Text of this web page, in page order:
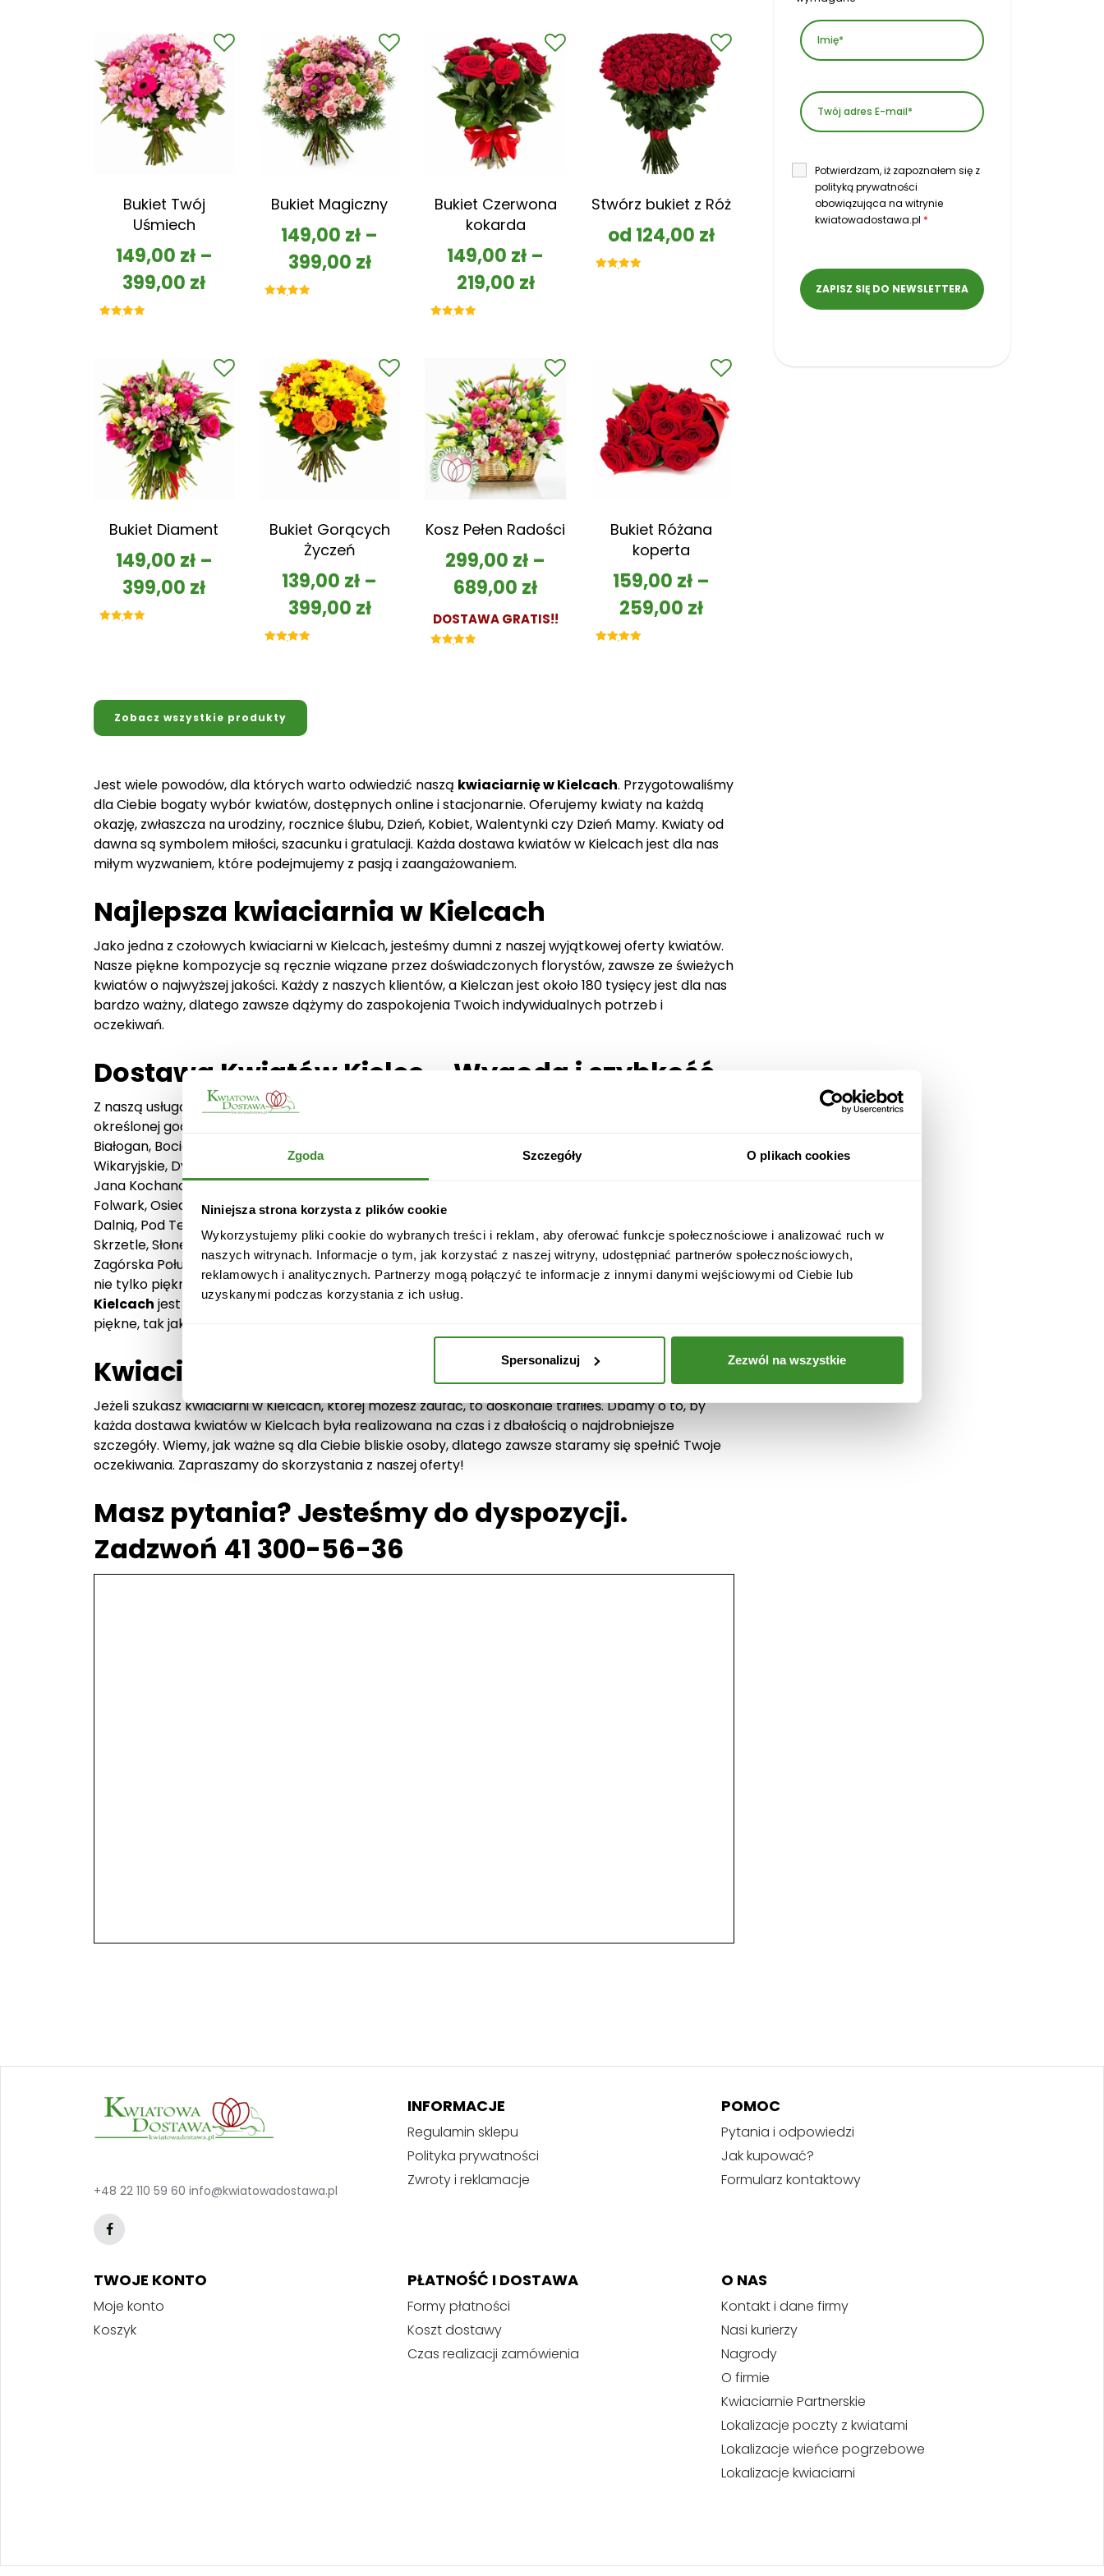
Zgoda Szczegóły O plikach cookies
Niniejsza strona korzysta z plików cookie
Wykorzystujemy pliki cookie do wybranych treści i reklam, aby oferować funkcje społecznościowe i analizować ruch w
naszych witrynach. Informacje o tym, jak korzystać z naszej witryny, udostępniać partnerów społecznościowych,
reklamowych i analitycznych. Partnerzy mogą połączyć te informacje z innymi danymi wejściowymi od Ciebie lub
uzyskanymi podczas korzystania z ich usług.
Spersonalizuj Zezwól na wszystkie
Bukiet Twój
Uśmiech
149,00 zł–
399,00 zł
Bukiet Magiczny
149,00 zł –
399,00 zł
Bukiet Czerwona
kokarda
149,00 zł –
219,00 zł
Stwórz bukiet z Róż
od 124,00 zł
Bukiet Diament
149,00 zł–
399,00 zł
Bukiet Gorących
Życzeń
139,00 zł –
399,00 zł
Kosz Pełen Radości
299,00 zł –
689,00 zł
DOSTAWA GRATIS!!
Bukiet Różana
koperta
159,00 zł–
259,00 zł
Zobacz wszystkie produkty
Jest wiele powodów, dla których warto odwiedzić naszą kwiaciarnię w Kielcach. Przygotowaliśmy
dla Ciebie bogaty wybór kwiatów, dostępnych online i stacjonarnie. Oferujemy kwiaty na każdą
okazję, zwłaszcza na urodziny, rocznice ślubu, Dzień, Kobiet, Walentynki czy Dzień Mamy. Kwiaty od
dawna są symbolem miłości, szacunku i gratulacji. Każda dostawa kwiatów w Kielcach jest dla nas
miłym wyzwaniem, które podejmujemy z pasją i zaangażowaniem.
Najlepsza kwiaciarnia w Kielcach
Jako jedna z czołowych kwiaciarni w Kielcach, jesteśmy dumni z naszej wyjątkowej oferty kwiatów.
Nasze piękne kompozycje są ręcznie wiązane przez doświadczonych florystów, zawsze ze świeżych
kwiatów o najwyższej jakości. Każdy z naszych klientów, a Kielczan jest około 180 tysięcy jest dla nas
bardzo ważny, dlatego zawsze dążymy do zaspokojenia Twoich indywidualnych potrzeb i
oczekiwań.
Dostawa Kwiatów Kielce – Wygoda i szybkość
Z naszą usługą dostawy kwiatów w Kielcach, możesz zamówić kwiaty na określoną datę i o
określonej godzinie. W naszym zasięgu są wszystkie zakątki Kielc i jego okolic: Baranówek, Barwinek,
Białogan, Bocianek, Bukówka, Cedro Mazur, Centrum, Czarnów, Dąbrowa, Dobromyśl, Domaszowice
Wikaryjskie, Dyminy, Głęboczka, Herby, Osiedle Jagiellońskie, Osiedle Jana Czarnockiego, Osiedle
Jana Kochanowskiego, Karczówka, Kawetczyzna, Łazy, Na Stoku, Niewachlów I, Niewachlów II, Nowy
Folwark, Osiedle Chęcińskie, Osiedle Świętokrzyskie, Ostra Górka, Pakosz, Piaski, Pietraszki, Pod
Dalnią, Pod Telegrafem, Podkarczówka, Posłowice, Sady, Osiedle Sandomierskie, Sieje, Sitkówka,
Skrzetle, Słoneczne Wzgórze, Słowik, Szydłówek, Ślichowice, Uroczysko, Wielkopole, Wietrznia,
Zagórska Południe, Zagórska Północ, Zagórze, Zalesie, Osiedle Związkowiec. Pamiętaj, że kwiaty to
nie tylko piękny prezent, ale także wyraz twój troski i szacunku. Nasza dostawa kwiatów w
Kielcach jest szybka, a zarazem niezawodna – gwarantujemy, że dostarczone kwiaty będą świeże i
piękne, tak jak w dniu ich zakupu.
Kwiaciarnia Kielce – Zawsze blisko Ciebie
Jeżeli szukasz kwiaciarni w Kielcach, której możesz zaufać, to doskonale trafiłeś. Dbamy o to, by
każda dostawa kwiatów w Kielcach była realizowana na czas i z dbałością o najdrobniejsze
szczegóły. Wiemy, jak ważne są dla Ciebie bliskie osoby, dlatego zawsze staramy się spełnić Twoje
oczekiwania. Zapraszamy do skorzystania z naszej oferty!
Masz pytania? Jesteśmy do dyspozycji.
Zadzwoń 41 300-56-36
Potwierdzam, iż zapoznałem się z
polityką prywatności
obowiązująca na witrynie
kwiatowadostawa.pl *
+48 22 110 59 60 info@kwiatowadostawa.pl
INFORMACJE
Regulamin sklepu
Polityka prywatności
Zwroty i reklamacje
POMOC
Pytania i odpowiedzi
Jak kupować?
Formularz kontaktowy
TWOJE KONTO
Moje konto
Koszyk
PŁATNOŚĆ I DOSTAWA
Formy płatności
Koszt dostawy
Czas realizacji zamówienia
O NAS
Kontakt i dane firmy
Nasi kurierzy
Nagrody
O firmie
Kwiaciarnie Partnerskie
Lokalizacje poczty z kwiatami
Lokalizacje wieńce pogrzebowe
Lokalizacje kwiaciarni